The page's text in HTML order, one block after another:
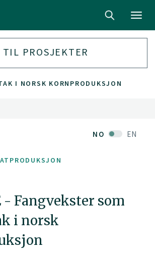
PROSJEKTER
I NORSK KORNPRODUKSJON
NO EN
- Fangvekster som
i norsk